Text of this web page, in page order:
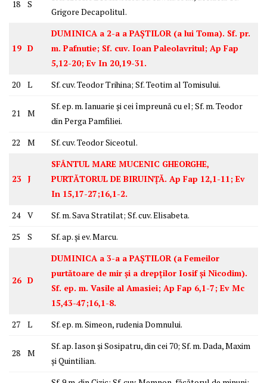
18 S
Grigore Decapolitul.
19 D
DUMINICA a 2-a a PAȘTILOR (a lui Toma). Sf. pr.
m. Pafnutie; Sf. cuv. Ioan Paleolavritul; Ap Fap
5,12-20; Ev In 20,19-31.
20
L Sf. cuv. Teodor Trihina; Sf. Teotim al Tomisului.
21 M
Sf. ep. m. Ianuarie și cei împreună cu el; Sf. m. Teodor
din Perga Pamfiliei.
22
M Sf. cuv. Teodor Siceotul.
23 J
SFÂNTUL MARE MUCENIC GHEORGHE,
PURTĂTORUL DE BIRUINȚĂ. Ap Fap 12,1-11; Ev
In 15,17-27;16,1-2.
24
V
Sf. m. Sava Stratilat; Sf. cuv. Elisabeta.
25
S Sf. ap. și ev. Marcu.
26 D
DUMINICA a 3-a a PAȘTILOR (a Femeilor
purtătoare de mir și a drepților Iosif și Nicodim).
Sf. ep. m. Vasile al Amasiei; Ap Fap 6,1-7; Ev Mc
15,43-47;16,1-8.
27
L Sf. ep. m. Simeon, rudenia Domnului.
28 M
Sf. ap. Iason și Sosipatru, din cei 70; Sf. m. Dada, Maxim
și Quintilian.